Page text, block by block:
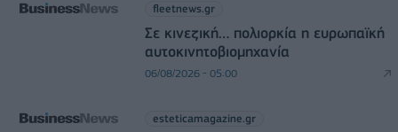
fleetnews.gr
Σε κινεζική… πολιορκία η ευρωπαϊκή
αυτοκινητοβιομηχανία
06/08/2026 - 05:00
esteticamagazine.gr